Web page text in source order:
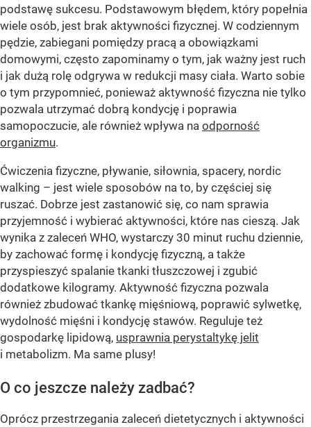
podstawę sukcesu. Podstawowym błędem, który popełnia
wiele osób, jest brak aktywności fizycznej. W codziennym
pędzie, zabiegani pomiędzy pracą a obowiązkami
domowymi, często zapominamy o tym, jak ważny jest ruch
i jak dużą rolę odgrywa w redukcji masy ciała. Warto sobie
o tym przypomnieć, ponieważ aktywność fizyczna nie tylko
pozwala utrzymać dobrą kondycję i poprawia
samopoczucie, ale również wpływa na odporność
organizmu.
Ćwiczenia fizyczne, pływanie, siłownia, spacery, nordic
walking – jest wiele sposobów na to, by częściej się
ruszać. Dobrze jest zastanowić się, co nam sprawia
przyjemność i wybierać aktywności, które nas cieszą. Jak
wynika z zaleceń WHO, wystarczy 30 minut ruchu dziennie,
by zachować formę i kondycję fizyczną, a także
przyspieszyć spalanie tkanki tłuszczowej i zgubić
dodatkowe kilogramy. Aktywność fizyczna pozwala
również zbudować tkankę mięśniową, poprawić sylwetkę,
wydolność mięśni i kondycję stawów. Reguluje też
gospodarkę lipidową, usprawnia perystaltykę jelit
i metabolizm. Ma same plusy!
O co jeszcze należy zadbać?
Oprócz przestrzegania zaleceń dietetycznych i aktywności